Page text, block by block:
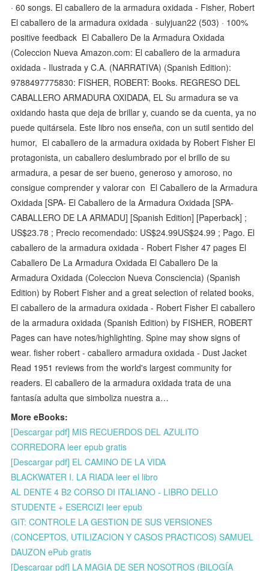
· 60 songs. El caballero de la armadura oxidada - Fisher, Robert
El caballero de la armadura oxidada · sulyjuan22 (503) · 100%
positive feedback El Caballero De la Armadura Oxidada
(Coleccion Nueva Amazon.com: El caballero de la armadura
oxidada - Ilustrada y C.A. (NARRATIVA) (Spanish Edition):
9788497775830: FISHER, ROBERT: Books. REGRESO DEL
CABALLERO ARMADURA OXIDADA, EL Su armadura se va
oxidando hasta que deja de brillar y, cuando se da cuenta, ya no
puede quitársela. Este libro nos enseña, con un sutil sentido del
humor, El caballero de la armadura oxidada by Robert Fisher El
protagonista, un caballero deslumbrado por el brillo de su
armadura, a pesar de ser bueno, generoso y amoroso, no
consigue comprender y valorar con El Caballero de la Armadura
Oxidada [SPA- El Caballero de la Armadura Oxidada [SPA-
CABALLERO DE LA ARMADU] [Spanish Edition] [Paperback] ;
US$23.78 ; Precio recomendado: US$24.99US$24.99 ; Pago. El
caballero de la armadura oxidada - Robert Fisher 47 pages El
Caballero De La Armadura Oxidada El Caballero De la
Armadura Oxidada (Coleccion Nueva Consciencia) (Spanish
Edition) by Robert Fisher and a great selection of related books,
El caballero de la armadura oxidada - Robert Fisher El caballero
de la armadura oxidada (Spanish Edition) by FISHER, ROBERT
Pages can have notes/highlighting. Spine may show signs of
wear. fisher robert - caballero armadura oxidada - Dust Jacket
Read 1951 reviews from the world's largest community for
readers. El caballero de la armadura oxidada trata de una
fantasía adulta que simboliza nuestra a…
More eBooks:
[Descargar pdf] MIS RECUERDOS DEL AZULITO
CORREDORA leer epub gratis
[Descargar pdf] EL CAMINO DE LA VIDA
BLACKWATER I. LA RIADA leer el libro
AL DENTE 4 B2 CORSO DI ITALIANO - LIBRO DELLO
STUDENTE + ESERCIZI leer epub
GIT: CONTROLE LA GESTION DE SUS VERSIONES
(CONCEPTOS, UTILIZACION Y CASOS PRACTICOS) SAMUEL
DAUZON ePub gratis
[Descargar pdf] LA MAGIA DE SER NOSOTROS (BILOGÍA